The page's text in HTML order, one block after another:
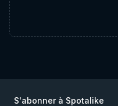
S'abonner à Spotalike